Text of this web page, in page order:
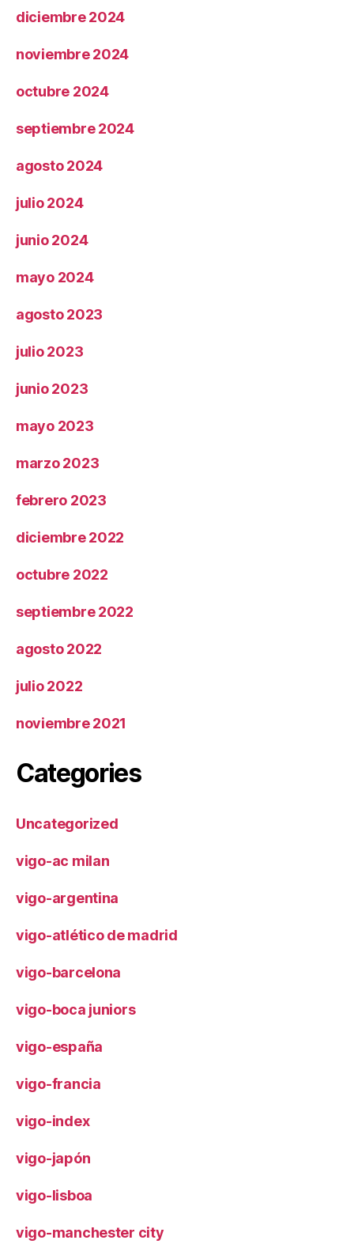
diciembre 2024
noviembre 2024
octubre 2024
septiembre 2024
agosto 2024
julio 2024
junio 2024
mayo 2024
agosto 2023
julio 2023
junio 2023
mayo 2023
marzo 2023
febrero 2023
diciembre 2022
octubre 2022
septiembre 2022
agosto 2022
julio 2022
noviembre 2021
Categories
Uncategorized
vigo-ac milan
vigo-argentina
vigo-atlético de madrid
vigo-barcelona
vigo-boca juniors
vigo-españa
vigo-francia
vigo-index
vigo-japón
vigo-lisboa
vigo-manchester city